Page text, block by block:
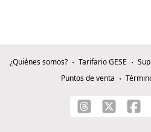
¿Quiénes somos? Tarifario GESE
Puntos de venta